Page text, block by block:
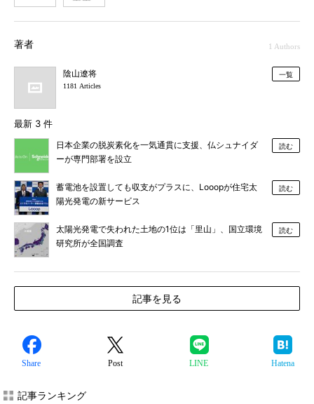
著者 1 Authors
陰山遼将
1181 Articles
一覧
最新 3 件
日本企業の脱炭素化を一気通貫に支援、仏シュナイダ
ーが専門部署を設立
読む
蓄電池を設置しても収支がプラスに、Looopが住宅太
陽光発電の新サービス
読む
太陽光発電で失われた土地の1位は「里山」、国立環境
研究所が全国調査
読む
記事を見る
Share Post LINE Hatena
記事ランキング